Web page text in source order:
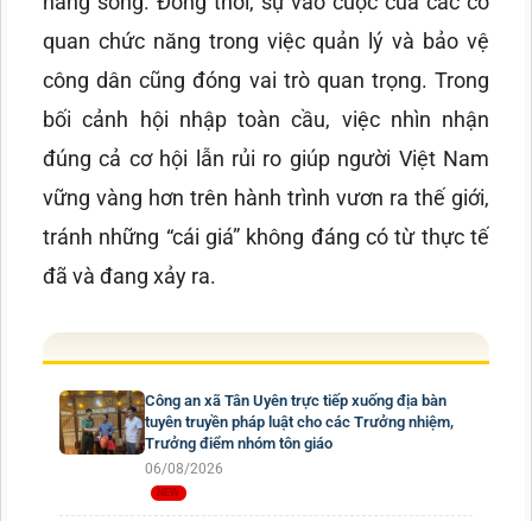
quan chức năng trong việc quản lý và bảo vệ
công dân cũng đóng vai trò quan trọng. Trong
bối cảnh hội nhập toàn cầu, việc nhìn nhận
đúng cả cơ hội lẫn rủi ro giúp người Việt Nam
vững vàng hơn trên hành trình vươn ra thế giới,
tránh những “cái giá” không đáng có từ thực tế
đã và đang xảy ra.
Công an xã Tân Uyên trực tiếp xuống địa bàn
tuyên truyền pháp luật cho các Trưởng nhiệm,
Trưởng điểm nhóm tôn giáo
06/08/2026